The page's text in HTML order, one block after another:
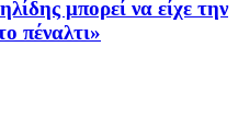
μπορεί να είχε την
πέναλτι»